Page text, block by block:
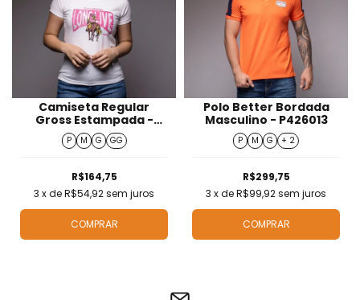
Camiseta Regular
Gross Estampada -
T526009
P M G GG
R$164,75
3 x deR$54,92sem juros
COMPRAR
Polo Better Bordada
Masculino - P426013
P M G + 2
R$299,75
3 x deR$99,92sem juros
COMPRAR